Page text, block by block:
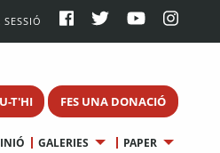
T'HI FES UNA DONACIÓ
GALERIES PAPER